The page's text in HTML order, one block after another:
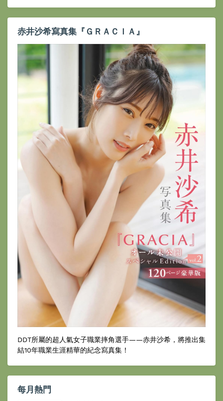
赤井沙希寫真集『ＧＲＡＣＩＡ』
DDT所屬的超人氣女子職業摔角選手——赤井沙希，將推出集
結10年職業生涯精華的紀念寫真集！
每月熱門